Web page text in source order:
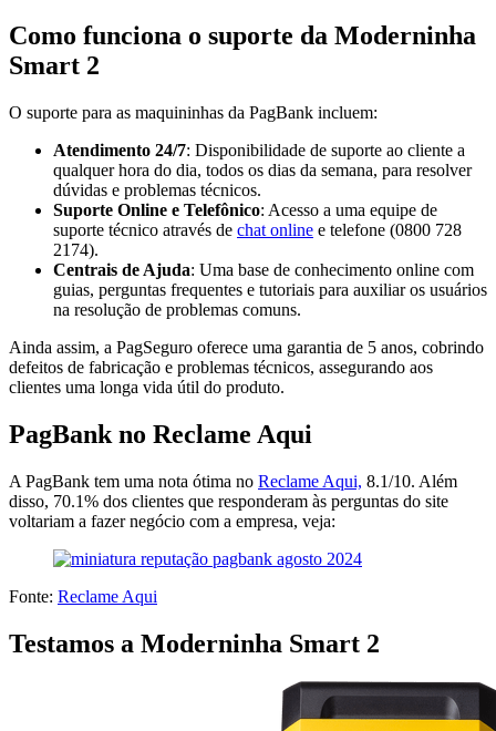
Como funciona o suporte da Moderninha
Smart 2
O suporte para as maquininhas da PagBank incluem:
Atendimento 24/7: Disponibilidade de suporte ao cliente a
qualquer hora do dia, todos os dias da semana, para resolver
dúvidas e problemas técnicos.
Suporte Online e Telefônico: Acesso a uma equipe de
suporte técnico através de chat online e telefone (0800 728
2174).
Centrais de Ajuda: Uma base de conhecimento online com
guias, perguntas frequentes e tutoriais para auxiliar os usuários
na resolução de problemas comuns.
Ainda assim, a PagSeguro oferece uma garantia de 5 anos, cobrindo
defeitos de fabricação e problemas técnicos, assegurando aos
clientes uma longa vida útil do produto.
PagBank no Reclame Aqui
A PagBank tem uma nota ótima no Reclame Aqui, 8.1/10. Além
disso, 70.1% dos clientes que responderam às perguntas do site
voltariam a fazer negócio com a empresa, veja:
Fonte: Reclame Aqui
Testamos a Moderninha Smart 2